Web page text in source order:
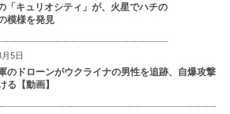
「キュリオシティ」が、火星でハチの
模様を発見
5日
のドローンがウクライナの男性を追跡、自爆攻撃
る【動画】